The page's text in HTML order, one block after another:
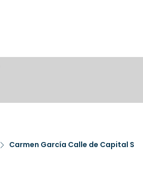
Carmen García Calle de Capital